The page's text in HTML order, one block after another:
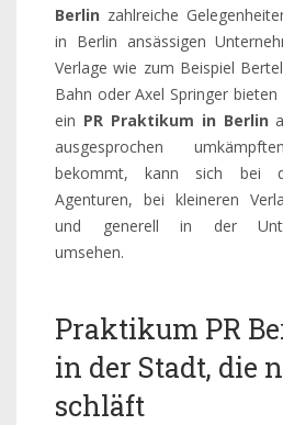
Berlin zahlreiche
in Berlin ansässigen
Verlage wie zum Beispiel
Bahn oder Axel Springer
ein PR Praktikum in Berlin
ausgesprochen
bekommt, kann sich bei
Agenturen, bei kleineren
und generell in der
umsehen.
Praktikum PR
in der Stadt, die
schläft